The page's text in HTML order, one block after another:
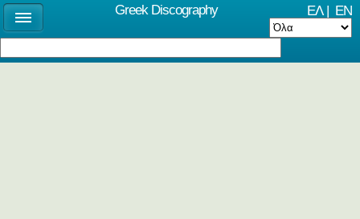
ΕΛ| EN
Greek Discography